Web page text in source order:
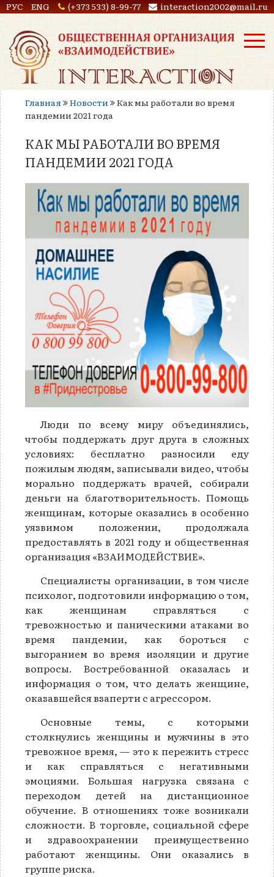
РУС ENG (+373 533) 8-99-77 interaction2002@mail.ru
Главная Новости
Как мы работали во время
пандемии 2021 года
КАК МЫ РАБОТАЛИ ВО ВРЕМЯ
ПАНДЕМИИ 2021 ГОДА
Люди по всему миру объединялись,
чтобы поддержать друг друга в сложных
условиях: бесплатно разносили еду
пожилым людям, записывали видео, чтобы
морально поддержать врачей, собирали
деньги на благотворительность. Помощь
женщинам, которые оказались в особенно
уязвимом положении, продолжала
предоставлять в 2021 году и общественная
организация «ВЗАИМОДЕЙСТВИЕ».
Специалисты организации, в том числе
психолог, подготовили информацию о том,
как женщинам справляться с
тревожностью и паническими атаками во
время пандемии, как бороться с
выгоранием во время изоляции и другие
вопросы. Востребованной оказалась и
информация о том, что делать женщине,
оказавшейся взаперти с агрессором.
Основные темы, с которыми
столкнулись женщины и мужчины в это
тревожное время, — это к пережить стресс
и как справляться с негативными
эмоциями. Большая нагрузка связана с
переходом детей на дистанционное
обучение. В отношениях тоже возникали
сложности. В торговле, социальной сфере
и здравоохранении преимущественно
работают женщины. Они оказались в
группе риска.